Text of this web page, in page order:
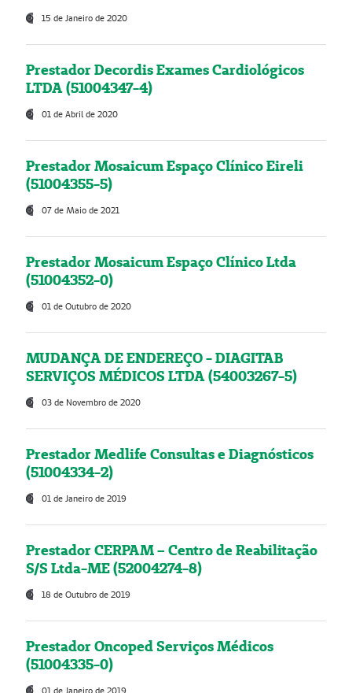
15 de Janeiro de 2020
Prestador Decordis Exames Cardiológicos
LTDA (51004347-4)
01 de Abril de 2020
Prestador Mosaicum Espaço Clínico Eireli
(51004355-5)
07 de Maio de 2021
Prestador Mosaicum Espaço Clínico Ltda
(51004352-0)
01 de Outubro de 2020
MUDANÇA DE ENDEREÇO - DIAGITAB
SERVIÇOS MÉDICOS LTDA (54003267-5)
03 de Novembro de 2020
Prestador Medlife Consultas e Diagnósticos
(51004334-2)
01 de Janeiro de 2019
Prestador CERPAM – Centro de Reabilitação
S/S Ltda-ME (52004274-8)
18 de Outubro de 2019
Prestador Oncoped Serviços Médicos
(51004335-0)
01 de Janeiro de 2019